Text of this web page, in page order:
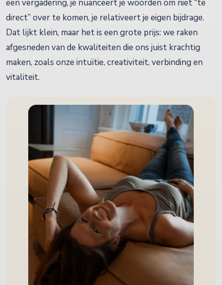
een vergadering, je nuanceert je woorden om niet “te
direct” over te komen, je relativeert je eigen bijdrage.
Dat lijkt klein, maar het is een grote prijs: we raken
afgesneden van de kwaliteiten die ons juist krachtig
maken, zoals onze intuïtie, creativiteit, verbinding en
vitaliteit.